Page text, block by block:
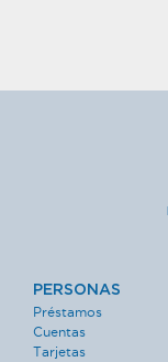
PERSONAS
Préstamos
Cuentas
Tarjetas